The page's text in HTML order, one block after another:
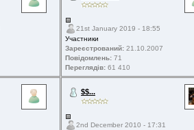
21st January 2019 - 18:55
Участники
Зареєстрований: 21.10.2007
Повідомлень: 71
Переглядів: 61 410
$$...
2nd December 2010 - 17:31